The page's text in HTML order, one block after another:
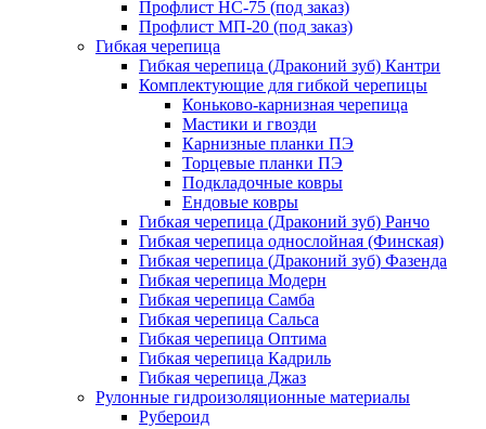
Профлист НС-75 (под заказ)
Профлист МП-20 (под заказ)
Гибкая черепица
Гибкая черепица (Драконий зуб) Кантри
Комплектующие для гибкой черепицы
Коньково-карнизная черепица
Мастики и гвозди
Карнизные планки ПЭ
Торцевые планки ПЭ
Подкладочные ковры
Ендовые ковры
Гибкая черепица (Драконий зуб) Ранчо
Гибкая черепица однослойная (Финская)
Гибкая черепица (Драконий зуб) Фазенда
Гибкая черепица Модерн
Гибкая черепица Самба
Гибкая черепица Сальса
Гибкая черепица Оптима
Гибкая черепица Кадриль
Гибкая черепица Джаз
Рулонные гидроизоляционные материалы
Рубероид